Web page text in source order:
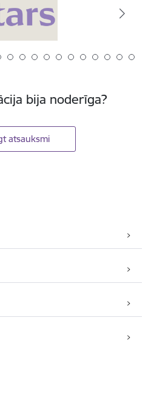
bija noderīga?
atsauksmi